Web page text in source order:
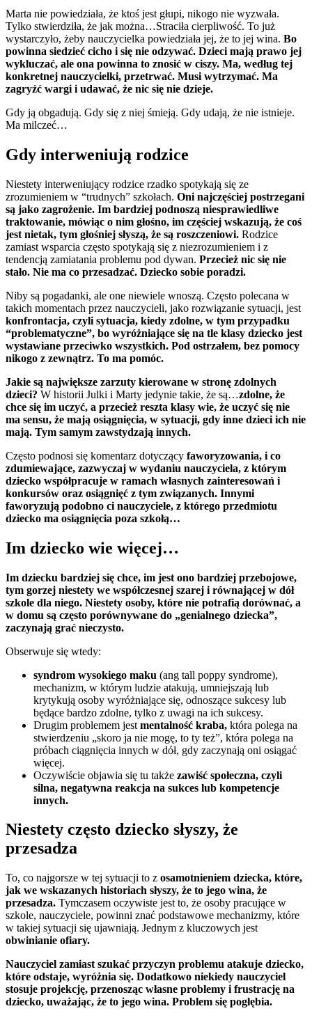
Marta nie powiedziała, że ktoś jest głupi, nikogo nie wyzwała.
Tylko stwierdziła, że jak można…Straciła cierpliwość. To już
wystarczyło, żeby nauczycielka powiedziała jej, że to jej wina. Bo
powinna siedzieć cicho i się nie odzywać. Dzieci mają prawo jej
wykluczać, ale ona powinna to znosić w ciszy. Ma, według tej
konkretnej nauczycielki, przetrwać. Musi wytrzymać. Ma
zagryźć wargi i udawać, że nic się nie dzieje.
Gdy ją obgadują. Gdy się z niej śmieją. Gdy udają, że nie istnieje.
Ma milczeć…
Gdy interweniują rodzice
Niestety interweniujący rodzice rzadko spotykają się ze
zrozumieniem w “trudnych” szkołach. Oni najczęściej postrzegani
są jako zagrożenie. Im bardziej podnoszą niesprawiedliwe
traktowanie, mówiąc o nim głośno, im częściej wskazują, że coś
jest nietak, tym głośniej słyszą, że są roszczeniowi. Rodzice
zamiast wsparcia często spotykają się z niezrozumieniem i z
tendencją zamiatania problemu pod dywan. Przecież nic się nie
stało. Nie ma co przesadzać. Dziecko sobie poradzi.
Niby są pogadanki, ale one niewiele wnoszą. Często polecana w
takich momentach przez nauczycieli, jako rozwiązanie sytuacji, jest
konfrontacja, czyli sytuacja, kiedy zdolne, w tym przypadku
“problematyczne”, bo wyróżniające się na tle klasy dziecko jest
wystawiane przeciwko wszystkich. Pod ostrzałem, bez pomocy
nikogo z zewnątrz. To ma pomóc.
Jakie są największe zarzuty kierowane w stronę zdolnych
dzieci? W historii Julki i Marty jedynie takie, że są…zdolne, że
chce się im uczyć, a przecież reszta klasy wie, że uczyć się nie
ma sensu, że mają osiągnięcia, w sytuacji, gdy inne dzieci ich nie
mają. Tym samym zawstydzają innych.
Często podnosi się komentarz dotyczący faworyzowania, i co
zdumiewające, zazwyczaj w wydaniu nauczyciela, z którym
dziecko współpracuje w ramach własnych zainteresowań i
konkursów oraz osiągnięć z tym związanych. Innymi
faworyzują podobno ci nauczyciele, z którego przedmiotu
dziecko ma osiągnięcia poza szkołą…
Im dziecko wie więcej…
Im dziecku bardziej się chce, im jest ono bardziej przebojowe,
tym gorzej niestety we współczesnej szarej i równającej w dół
szkole dla niego. Niestety osoby, które nie potrafią dorównać, a
w domu są często porównywane do „genialnego dziecka”,
zaczynają grać nieczysto.
Obserwuje się wtedy:
syndrom wysokiego maku (ang tall poppy syndrome),
mechanizm, w którym ludzie atakują, umniejszają lub
krytykują osoby wyróżniające się, odnoszące sukcesy lub
będące bardzo zdolne, tylko z uwagi na ich sukcesy.
Drugim problemem jest mentalność kraba, która polega na
stwierdzeniu „skoro ja nie mogę, to ty też”, która polega na
próbach ciągnięcia innych w dół, gdy zaczynają oni osiągać
więcej.
Oczywiście objawia się tu także zawiść społeczna, czyli
silna, negatywna reakcja na sukces lub kompetencje
innych.
Niestety często dziecko słyszy, że
przesadza
To, co najgorsze w tej sytuacji to z osamotnieniem dziecka, które,
jak we wskazanych historiach słyszy, że to jego wina, że
przesadza. Tymczasem oczywiste jest to, że osoby pracujące w
szkole, nauczyciele, powinni znać podstawowe mechanizmy, które
w takiej sytuacji się ujawniają. Jednym z kluczowych jest
obwinianie ofiary.
Nauczyciel zamiast szukać przyczyn problemu atakuje dziecko,
które odstaje, wyróżnia się. Dodatkowo niekiedy nauczyciel
stosuje projekcję, przenosząc własne problemy i frustrację na
dziecko, uważając, że to jego wina. Problem się pogłębia.